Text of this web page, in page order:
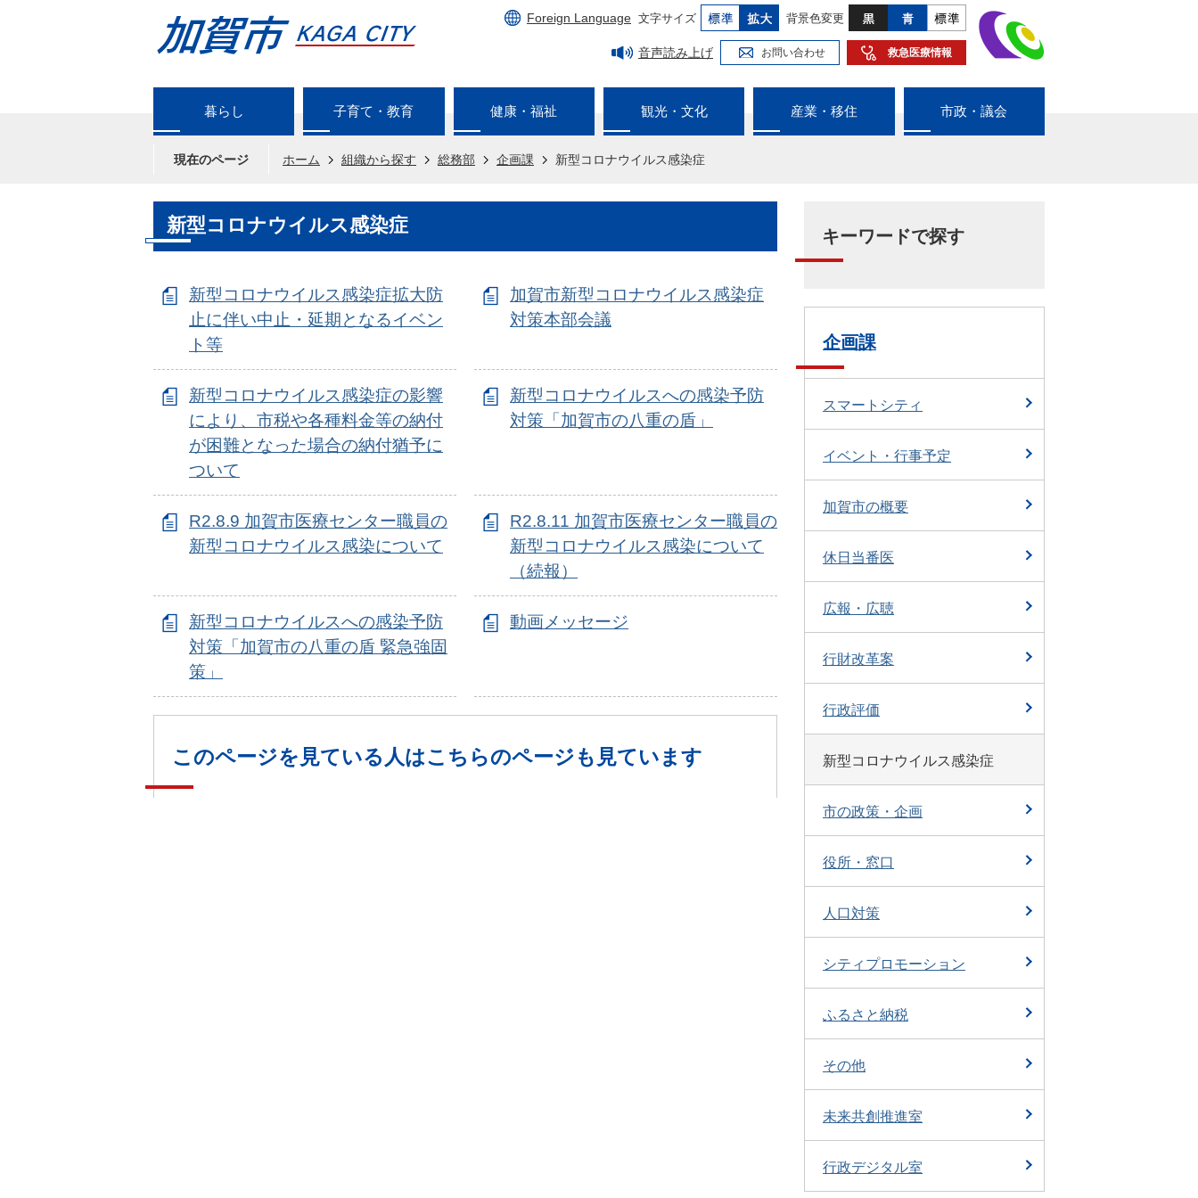
Foreign Language 文字サイズ 背景色変更
音声読み上げ お問い合わせ 救急医療情報
暮らし 子育て・教育 健康・福祉 観光・文化 産業・移住 市政・議会
現在のページ ホーム 組織から探す 総務部 企画課 新型コロナウイルス感染症
新型コロナウイルス感染症
新型コロナウイルス感染症拡大防
止に伴い中止・延期となるイベン
ト等
加賀市新型コロナウイルス感染症
対策本部会議
新型コロナウイルス感染症の影響
により、市税や各種料金等の納付
が困難となった場合の納付猶予に
ついて
新型コロナウイルスへの感染予防
対策「加賀市の八重の盾」
R2.8.9 加賀市医療センター職員の
新型コロナウイルス感染について
R2.8.11 加賀市医療センター職員の
新型コロナウイルス感染について
（続報）
新型コロナウイルスへの感染予防
対策「加賀市の八重の盾 緊急強固
策」
動画メッセージ
このページを見ている人はこちらのページも見ています
キーワードで探す
企画課
スマートシティ
イベント・行事予定
加賀市の概要
休日当番医
広報・広聴
行財改革案
行政評価
新型コロナウイルス感染症
市の政策・企画
役所・窓口
人口対策
シティプロモーション
ふるさと納税
その他
未来共創推進室
行政デジタル室